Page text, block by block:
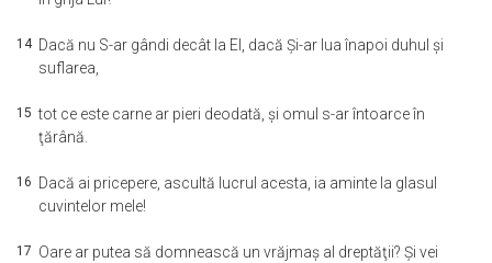
14 Dacă nu S-ar gândi decât la El, dacă Şi-ar lua înapoi duhul şi
suflarea,
15tot ce este carne ar pieri deodată, şi omul s-ar întoarce în
ţărână.
16 Dacă ai pricepere, ascultă lucrul acesta, ia aminte la glasul
cuvintelor mele!
17 Oare ar putea să domnească un vrăjmaş al dreptăţii? Şi vei